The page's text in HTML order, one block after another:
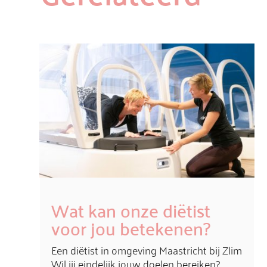
Wat kan onze diëtist
voor jou betekenen?
Een diëtist in omgeving Maastricht bij Zlim